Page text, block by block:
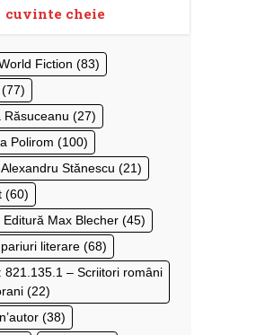
cuvinte cheie
Fiction (83)
(77)
Răsuceanu (27)
Polirom (100)
Stănescu (21)
(60)
Editură Max Blecher (45)
literare (68)
821.135.1 – Scriitori români
(22)
(38)